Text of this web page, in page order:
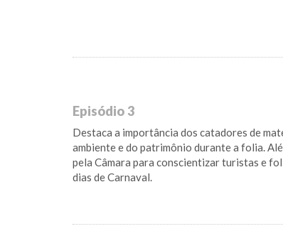
Episódio 3
Destaca a importância dos catadores de
ambiente e do patrimônio durante a folia.
pela Câmara para conscientizar turistas e
dias de Carnaval.